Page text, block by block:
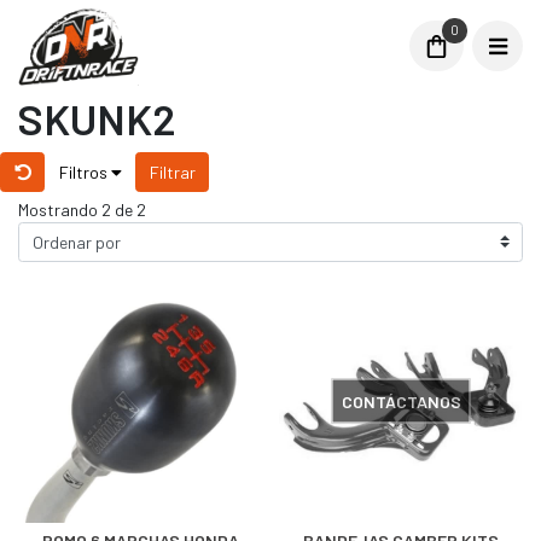
0
SKUNK2
Filtros
Filtrar
Mostrando 2 de 2
CONTÁCTANOS